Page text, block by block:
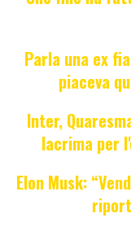
Parla una ex
piaceva
Inter,
lacrima per
Elon Musk: